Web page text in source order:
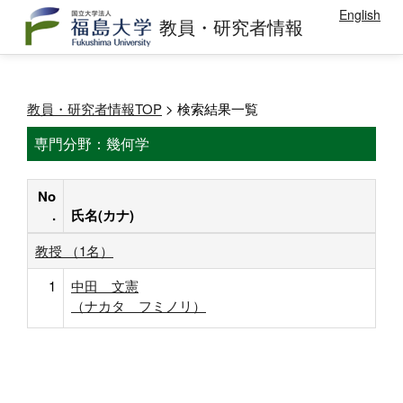
教員・研究者情報 English
教員・研究者情報TOP > 検索結果一覧
専門分野：幾何学
No
.
氏名(カナ)
教授 （1名）
1
中田 文憲
（ナカタ フミノリ）